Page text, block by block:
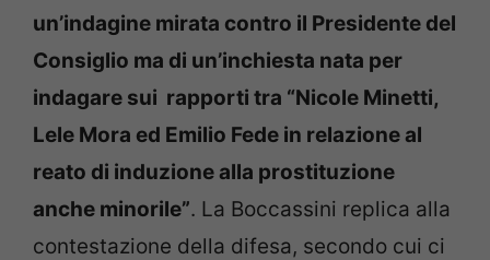
un’indagine mirata contro il Presidente del
Consiglio ma di un’inchiesta nata per
indagare sui rapporti tra “Nicole Minetti,
Lele Mora ed Emilio Fede in relazione al
reato di induzione alla prostituzione
anche minorile”. La Boccassini replica alla
contestazione della difesa, secondo cui ci